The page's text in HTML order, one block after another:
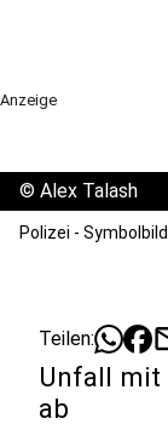
Anzeige
© Alex Talash
Polizei - Symbolbild
Teilen:
Unfall mit
ab